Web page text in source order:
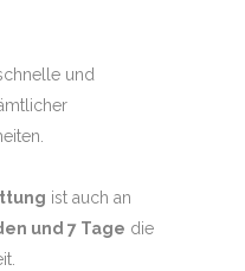
und
ist auch an
und 7 Tage die